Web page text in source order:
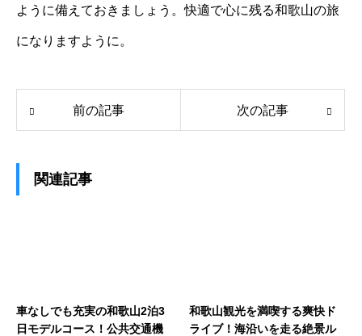
ように備えておきましょう。快適で心に残る和歌山の旅
になりますように。
前の記事 次の記事
関連記事
車なしでも充実の和歌山2泊3
日モデルコース！公共交通機
和歌山観光を満喫する爽快ド
ライブ！海沿いを走る絶景ル